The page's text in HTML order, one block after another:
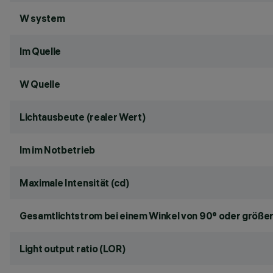
W system
lm Quelle
W Quelle
Lichtausbeute (realer Wert)
lm im Notbetrieb
Maximale Intensität (cd)
Gesamtlichtstrom bei einem Winkel von 90° oder
Light output ratio (LOR)